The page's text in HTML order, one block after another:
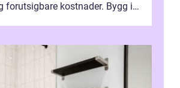
forutsigbare kostnader. Bygg i